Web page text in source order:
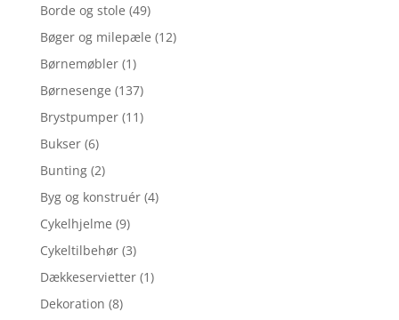
Borde og stole (49)
Bøger og milepæle (12)
Børnemøbler (1)
Børnesenge (137)
Brystpumper (11)
Bukser (6)
Bunting (2)
Byg og konstruér (4)
Cykelhjelme (9)
Cykeltilbehør (3)
Dækkeservietter (1)
Dekoration (8)